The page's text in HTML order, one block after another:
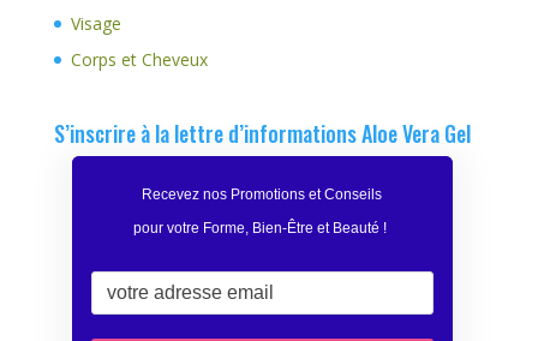
Visage
Corps et Cheveux
S’inscrire à la lettre d’informations Aloe Vera Gel
Recevez nos Promotions et Conseils
pour votre Forme, Bien-Être et Beauté !